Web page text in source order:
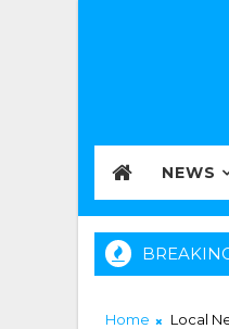
NEWS
ကို အလုပ်မပေးလို့ Open AIကို
Home Local